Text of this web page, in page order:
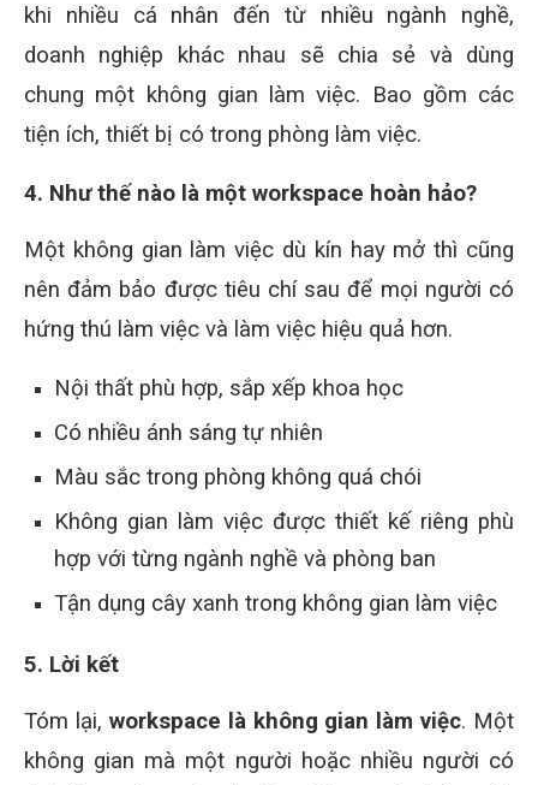
khi nhiều cá nhân đến từ nhiều ngành nghề,
doanh nghiệp khác nhau sẽ chia sẻ và dùng
chung một không gian làm việc. Bao gồm các
tiện ích, thiết bị có trong phòng làm việc.
4. Như thế nào là một workspace hoàn hảo?
Một không gian làm việc dù kín hay mở thì cũng
nên đảm bảo được tiêu chí sau để mọi người có
hứng thú làm việc và làm việc hiệu quả hơn.
Nội thất phù hợp, sắp xếp khoa học
Có nhiều ánh sáng tự nhiên
Màu sắc trong phòng không quá chói
Không gian làm việc được thiết kế riêng phù
hợp với từng ngành nghề và phòng ban
Tận dụng cây xanh trong không gian làm việc
5. Lời kết
Tóm lại, workspace là không gian làm việc. Một
không gian mà một người hoặc nhiều người có